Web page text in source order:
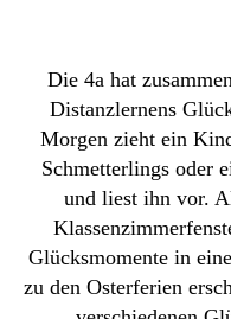
Die 4a hat
Distanzlernens
Morgen zieht ein
Schmetterlings oder
und liest ihn vor.
Glücksmomente in
zu den Osterferien